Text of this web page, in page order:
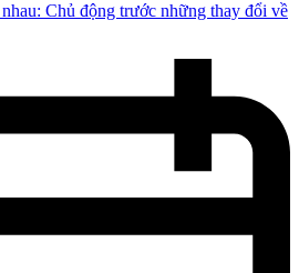
Chủ động trước những thay đổi về